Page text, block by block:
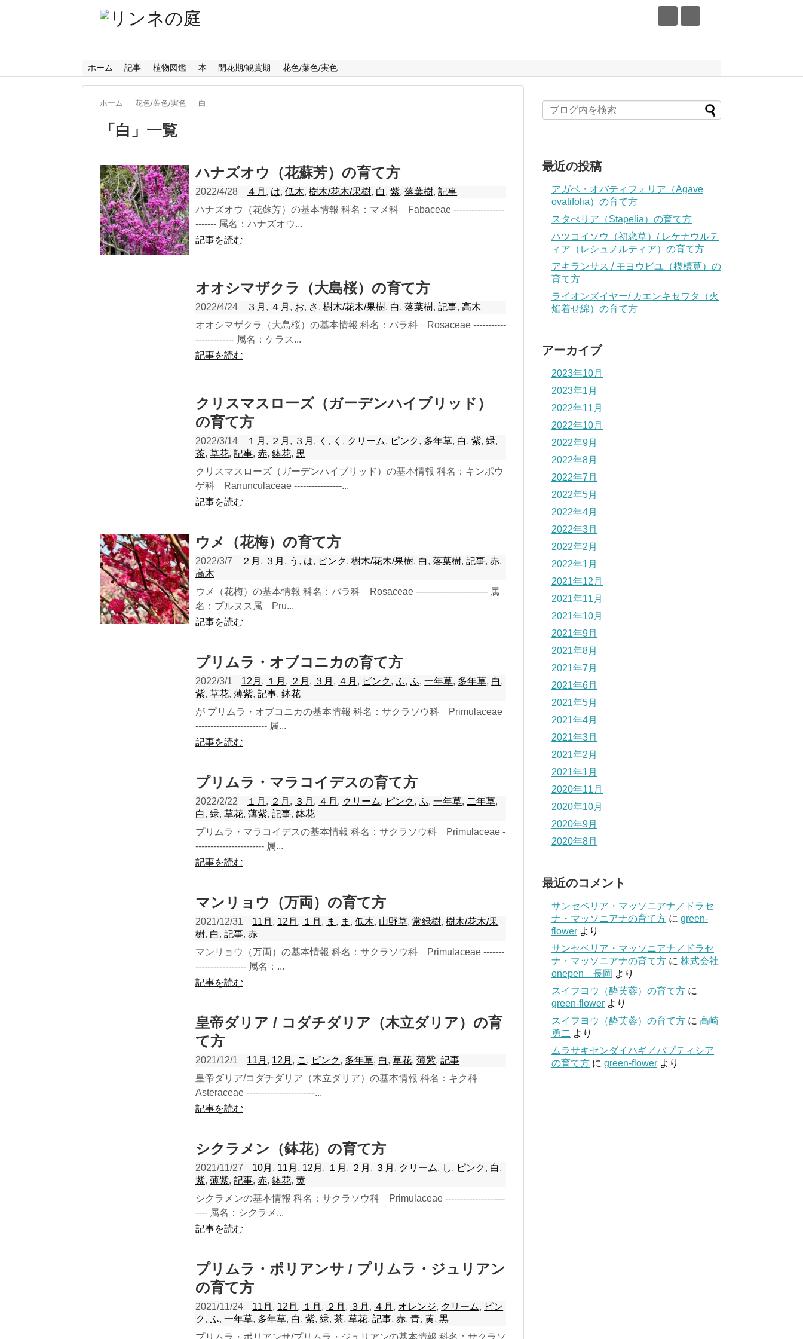
ホーム 記事 植物図鑑 本 開花期/観賞期 花色/葉色/実色
ホーム 花色/葉色/実色 白
「 白 」 一覧
ハナズオウ（花蘇芳）の育て方
2022/4/28 ４月 , は,低木,樹木/花木/果樹, 白,紫,落葉樹,記事
ハナズオウ（花蘇芳）の基本情報 科名：マメ科 Fabaceae -----------------
------- 属名：ハナズオウ...
記事を読む
オオシマザクラ（大島桜）の育て方
2022/4/24 ３月 , ４月 , お, さ ,樹木/花木/果樹, 白,落葉樹,記事,高木
オオシマザクラ（大島桜）の基本情報 科名：バラ科 Rosaceae -----------
------------- 属名：ケラス...
記事を読む
クリスマスローズ（ガーデンハイブリッド）
の育て方
2022/3/14 １月 , ２月 , ３月 , く , く , クリーム, ピンク, 多年草, 白,紫,緑,
茶, 草花, 記事, 赤, 鉢花, 黒
クリスマスローズ（ガーデンハイブリッド）の基本情報 科名：キンポウ
ゲ科 Ranunculaceae ----------------...
記事を読む
ウメ（花梅）の育て方
2022/3/7 ２月 , ３月 , う , は, ピンク,樹木/花木/果樹, 白,落葉樹,記事,赤,
高木
ウメ（花梅）の基本情報 科名：バラ科 Rosaceae ------------------------ 属
名：プルヌス属 Pru...
記事を読む
プリムラ・オブコニカの育て方
2022/3/1 12月 , １月 , ２月 , ３月 , ４月 , ピンク,ふ,ふ,一年草, 多年草, 白,
紫, 草花, 薄紫, 記事, 鉢花
が プリムラ・オブコニカの基本情報 科名：サクラソウ科 Primulaceae
------------------------ 属...
記事を読む
プリムラ・マラコイデスの育て方
2022/2/22 １月 , ２月 , ３月 , ４月 , クリーム, ピンク,ふ,一年草, 二年草,
白, 緑, 草花, 薄紫, 記事, 鉢花
プリムラ・マラコイデスの基本情報 科名：サクラソウ科 Primulaceae -
----------------------- 属...
記事を読む
マンリョウ（万両）の育て方
2021/12/31 11月 , 12月 , １月 , ま , ま ,低木, 山野草,常緑樹,樹木/花木/果
樹, 白, 記事, 赤
マンリョウ（万両）の基本情報 科名：サクラソウ科 Primulaceae -------
----------------- 属名：...
記事を読む
皇帝ダリア / コダチダリア（木立ダリア）の育
て方
2021/12/1 11月 , 12月 , こ , ピンク, 多年草, 白,草花,薄紫,記事
皇帝ダリア/コダチダリア（木立ダリア）の基本情報 科名：キク科
Asteraceae -----------------------...
記事を読む
シクラメン（鉢花）の育て方
2021/11/27 10月 , 11月 , 12月 , １月 , ２月 , ３月 , クリーム, し, ピンク, 白,
紫, 薄紫, 記事, 赤, 鉢花, 黄
シクラメンの基本情報 科名：サクラソウ科 Primulaceae --------------------
---- 属名：シクラメ...
記事を読む
プリムラ・ポリアンサ / プリムラ・ジュリアン
の育て方
2021/11/24 11月 , 12月 , １月 , ２月 , ３月 , ４月 , オレンジ, クリーム, ピン
ク, ふ, 一年草, 多年草, 白, 紫, 緑, 茶, 草花, 記事, 赤, 青, 黄, 黒
プリムラ・ポリアンサ/プリムラ・ジュリアンの基本情報 科名：サクラソ
最近の投稿
アガベ・オバティフォリア（Agave
ovatifolia）の育て方
スタぺリア（Stapelia）の育て方
ハツコイソウ（初恋草）/ レケナウルテ
ィア（レシュノルティア）の育て方
アキランサス / モヨウビユ（模様莧）の
育て方
ライオンズイヤー/ カエンキセワタ（火
焔着せ綿）の育て方
アーカイブ
2023年10月
2023年1月
2022年11月
2022年10月
2022年9月
2022年8月
2022年7月
2022年5月
2022年4月
2022年3月
2022年2月
2022年1月
2021年12月
2021年11月
2021年10月
2021年9月
2021年8月
2021年7月
2021年6月
2021年5月
2021年4月
2021年3月
2021年2月
2021年1月
2020年11月
2020年10月
2020年9月
2020年8月
最近のコメント
サンセベリア・マッソニアナ／ドラセ
ナ・マッソニアナの育て方 に green-
flower より
サンセベリア・マッソニアナ／ドラセ
ナ・マッソニアナの育て方 に 株式会社
onepen 長岡 より
スイフヨウ（酔芙蓉）の育て方 に
green-flower より
スイフヨウ（酔芙蓉）の育て方 に 高崎
勇二 より
ムラサキセンダイハギ／バプティシア
の育て方 に green-flower より